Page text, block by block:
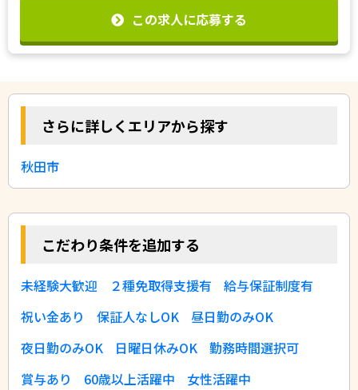
この求人に応募する
さらに詳しくエリアから探す
秋田市
こだわり条件を追加する
未経験大歓迎 ２種免取得支援有
給与保証制度有
祝い金あり
保証人なしOK
昼日勤のみOK
夜日勤のみOK
日曜日休みOK
勤務時間選択可
賞与あり
60歳以上活躍中
女性活躍中